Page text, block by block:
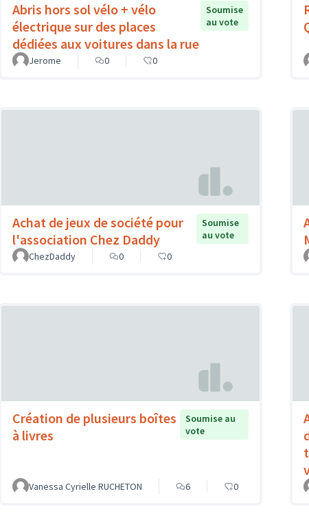
Abris hors sol vélo + vélo
électrique sur des places
dédiées aux voitures dans la rue
Soumise
au vote
Jerome 0 0
Achat de jeux de société pour
l'association Chez Daddy
Soumise
au vote
ChezDaddy
0 0
Création de plusieurs boîtes
à livres
Soumise au
vote
Vanessa Cyrielle RUCHETON 6 0